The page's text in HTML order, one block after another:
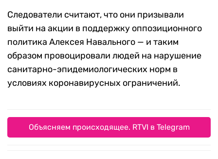
Следователи считают, что они призывали
выйти на акции в поддержку оппозиционного
политика Алексея Навального — и таким
образом провоцировали людей на нарушение
санитарно-эпидемиологических норм в
условиях коронавирусных ограничений.
Объясняем происходящее. RTVI в Telegram